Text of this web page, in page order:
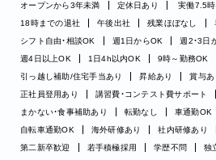
オープンから3年未満
定休日あり 実働7.5
18時までの退社
午後出社 残業ほぼなし
シフト自由・相談OK
週1日からOK
週2・3日
週4日以上OK
1日4h以内OK 9時～勤務OK
引っ越し補助/住宅手当あり
昇給あり 賞与あ
正社員登用あり
講習費・コンテスト費サポート
まかない・食事補助あり
転勤なし 車通勤OK
自転車通勤OK
海外研修あり 社内研修あり
第二新卒歓迎
若手積極採用 学歴不問
独